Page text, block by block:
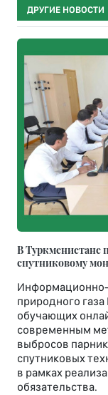
ДРУГИЕ НОВОСТИ
В Туркменистане
спутниковому
природного
обучающих
современным
выбросов
спутниковых
в рамках
обязательства.